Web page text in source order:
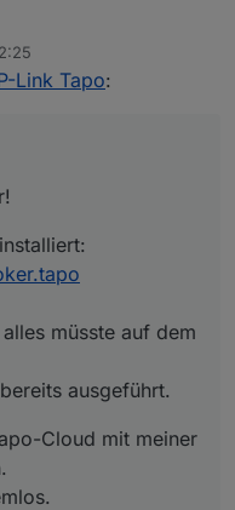
Cloud mit meiner
failed using cached
finden.
Start first Update
Wait for connections for
Login failed using
Link Tapo:
müsste auf dem
ausgeführt.
Cloud mit meiner